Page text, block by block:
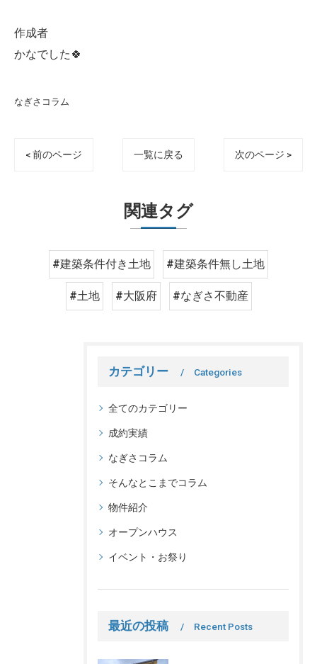
作成者
かなでした🍀
なぎさコラム
< 前のページ 一覧に戻る 次のページ >
関連タグ
#建築条件付き土地 #建築条件無し土地
#土地 #大阪府 #なぎさ不動産
カテゴリー Categories
全てのカテゴリー
成約実績
なぎさコラム
そんなとこまでコラム
物件紹介
オープンハウス
イベント・お祭り
最近の投稿 Recent Posts